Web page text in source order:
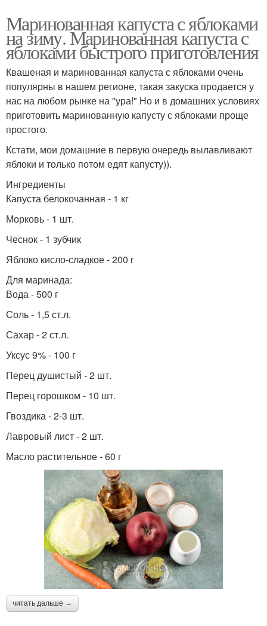
Маринованная капуста с яблоками
на зиму. Маринованная капуста с
яблоками быстрого приготовления
Квашеная и маринованная капуста с яблоками очень
популярны в нашем регионе, такая закуска продается у
нас на любом рынке на "ура!" Но и в домашних условиях
приготовить маринованную капусту с яблоками проще
простого.
Кстати, мои домашние в первую очередь вылавливают
яблоки и только потом едят капусту)).
Ингредиенты
Капуста белокочанная - 1 кг
Морковь - 1 шт.
Чеснок - 1 зубчик
Яблоко кисло-сладкое - 200 г
Для маринада:
Вода - 500 г
Соль - 1,5 ст.л.
Сахар - 2 ст.л.
Уксус 9% - 100 г
Перец душистый - 2 шт.
Перец горошком - 10 шт.
Гвоздика - 2-3 шт.
Лавровый лист - 2 шт.
Масло растительное - 60 г
читать дальше →